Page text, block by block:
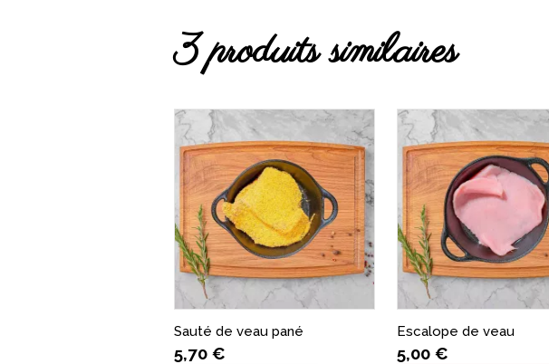
Coppa maison
5,24 €
Voir le produit
3 produits similaires
Sauté de veau pané
5,70 €
Escalope de veau
5,00 €